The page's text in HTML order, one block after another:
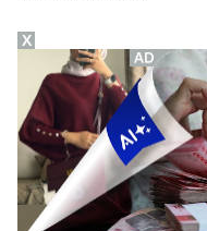
X